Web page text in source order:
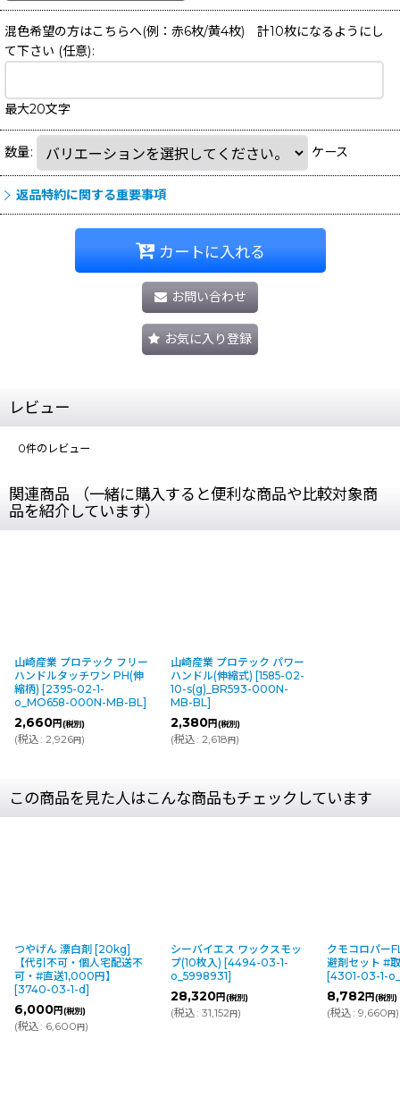
混色希望の方はこちらへ(例：赤6枚/黄4枚) 計10枚になるようにし
て下さい (任意):
最大20文字
数量: ケース
返品特約に関する重要事項
カートに入れる
お問い合わせ
お気に入り登録
レビュー
0件のレビュー
関連商品 （一緒に購入すると便利な商品や比較対象商
品を紹介しています）
山崎産業 プロテック フリー
ハンドルタッチワン PH(伸
縮柄) [2395-02-1-
o_MO658-000N-MB-BL]
2,660円(税別)
(税込: 2,926円)
山崎産業 プロテック パワー
ハンドル(伸縮式) [1585-02-
10-s(g)_BR593-000N-
MB-BL]
2,380円(税別)
(税込: 2,618円)
この商品を見た人はこんな商品もチェックしています
つやげん 漂白剤 [20kg]
【代引不可・個人宅配送不
可・#直送1,000円】
[3740-03-1-d]
6,000円(税別)
(税込: 6,600円)
シーバイエス ワックスモッ
プ(10枚入) [4494-03-1-
o_5998931]
28,320円(税別)
(税込: 31,152円)
クモコロパー
避剤セット #
[4301-03-1-
8,782円(税別)
(税込: 9,660円)